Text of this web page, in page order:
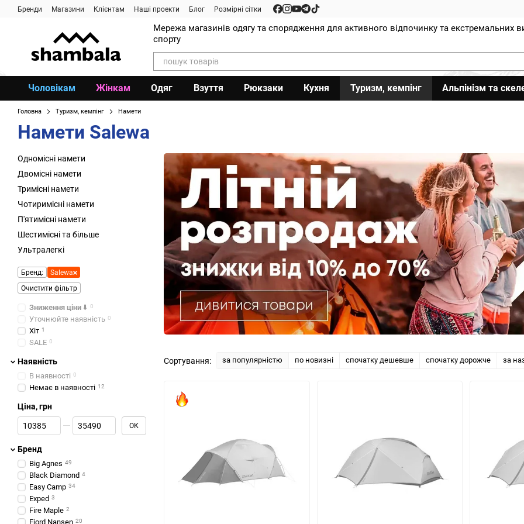
Перейти до основного контенту
Бренди Магазини Клієнтам Наші проекти Блог Розмірні сітки
Мережа магазинів одягу та спорядження для активного відпочинку та екстремальних
спорту
Чоловікам Жінкам Одяг Взуття Рюкзаки Кухня Туризм, кемпінг Альпінізм та
Головна Туризм, кемпінг Намети
Намети Salewa
Сортування: за популярністю по новизні спочатку дешевше спочатку дорожче за
Одномісні намети
Двомісні намети
Тримісні намети
Чотиримісні намети
П'ятимісні намети
Шестимісні та більше
Ультралегкі
Бренд:
Salewa
Очистити фільтр
Зниження ціни ⬇️ 0
Уточнюйте наявність 0
Хіт 1
SALE 0
Наявність
В наявності 0
Немає в наявності 12
Ціна, грн
Від Ціна, грн
До Ціна, грн ОК
Бренд
Big Agnes 49
Black Diamond 4
Easy Camp 34
Exped 3
Fire Maple 2
Fjord Nansen 20